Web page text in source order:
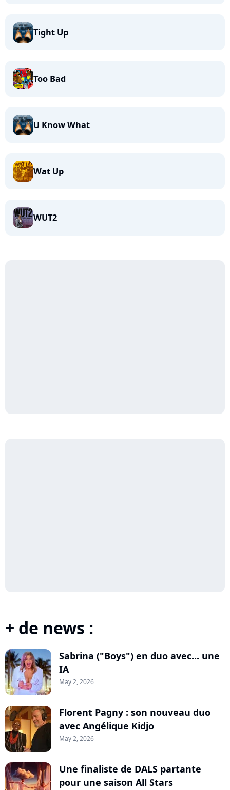
Tight Up
Too Bad
U Know What
Wat Up
WUT2
+ de news :
Sabrina ("Boys") en duo avec... une
IA
May 2, 2026
Florent Pagny : son nouveau duo
avec Angélique Kidjo
May 2, 2026
Une finaliste de DALS partante
pour une saison All Stars